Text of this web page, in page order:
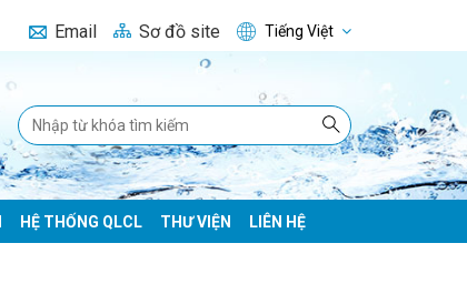
Email Sơ đồ site Tiếng Việt
HỆ THỐNG QLCL THƯ VIỆN LIÊN HỆ